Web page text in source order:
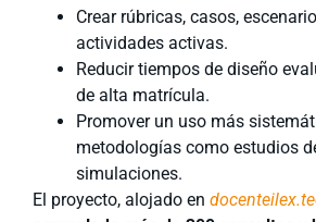
Crear rúbricas, casos,
actividades activas.
Reducir tiempos de diseño
de alta matrícula.
Promover un uso más
metodologías como estudios
simulaciones.
El proyecto, alojado en